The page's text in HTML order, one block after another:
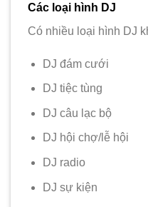
Các loại hình DJ
Có nhiều loại hình DJ
DJ đám cưới
DJ tiệc tùng
DJ câu lạc bộ
DJ hội chợ/lễ hội
DJ radio
DJ sự kiện